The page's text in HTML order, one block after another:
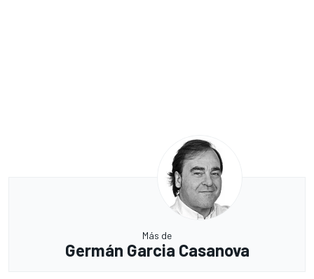
Más de
Germán Garcia Casanova